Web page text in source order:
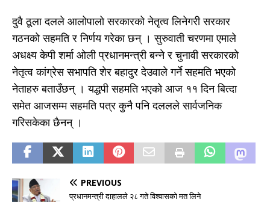
दुवै ठूला दलले आलोपालो सरकारको नेतृत्व लिनेगरी सरकार
गठनको सहमति र निर्णय गरेका छन् । सुरुवाती चरणमा एमाले
अधक्ष्य केपी शर्मा ओली प्रधानमन्त्री बन्ने र चुनावी सरकारको
नेतृत्व कांग्रेस सभापति शेर बहादुर देउवाले गर्ने सहमति भएको
नेताहरु बताउँछन् । यद्धपी सहमति भएको आज ११ दिन बित्दा
समेत आजसम्म सहमति पत्र कुनै पनि दललले सार्वजनिक
गरिसकेका छैनन् ।
PREVIOUS
प्रधानमन्त्री दाहालले २८ गते विश्वासको मत लिने